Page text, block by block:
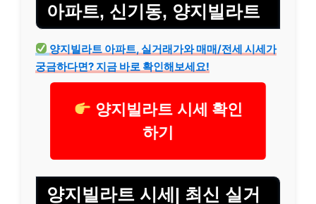
아파트, 신기동, 양지빌라트
양지빌라트 아파트, 실거래가와 매매/전세 시세가
궁금하다면? 지금 바로 확인해보세요!
양지빌라트 시세 확인
하기
양지빌라트 시세| 최신 실거